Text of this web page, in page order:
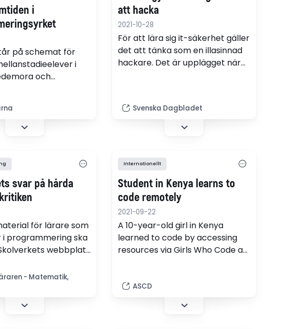
i
på schemat för
i
och
åker runt i
att lära ut
vilket man
att hacka
2021-10-28
För att lära sig it-säkerhet gäller
det att tänka som en illasinnad
hackare. Det är upplägget när
Svenska Dagbladet
svar på hårda
för lärare som
i programmering ska
webbplats
tid, men nu är det
Johnny Häger,
på Skolverket.
- Matematik,
Internationellt
Student in Kenya learns to
code remotely
2021-09-22
A 10-year-old girl in Kenya
learned to code by accessing
resources via Girls Who Code at
an opportunity for Elsie Maingi to
access computer classes that
otherwise would have been
ASCD